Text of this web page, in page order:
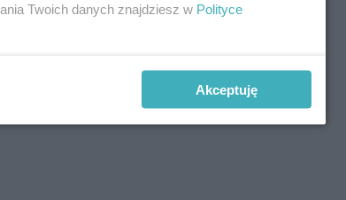
stałe pary to
Twoich danych znajdziesz w Polityce
Akceptuję